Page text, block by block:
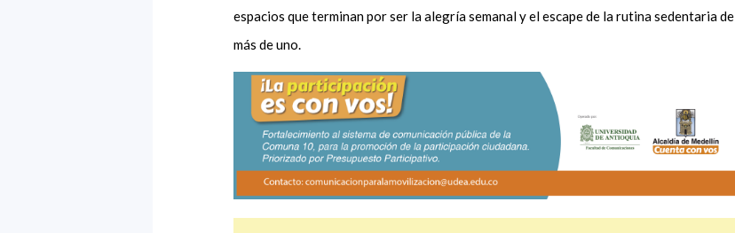
espacios que terminan por ser la alegría semanal y el escape de la rutina sedentaria de
más de uno.